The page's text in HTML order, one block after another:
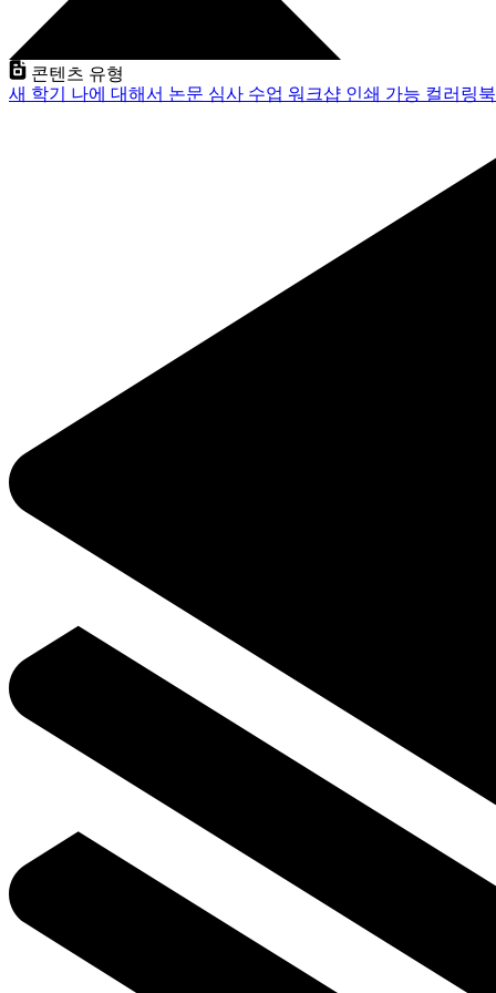
콘텐츠 유형
새 학기 나에 대해서 논문 심사 수업 워크샵 인쇄 가능 컬러링북